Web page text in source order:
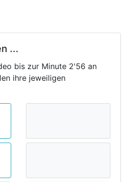
...
bis zur Minute 2'56 an
ihre jeweiligen